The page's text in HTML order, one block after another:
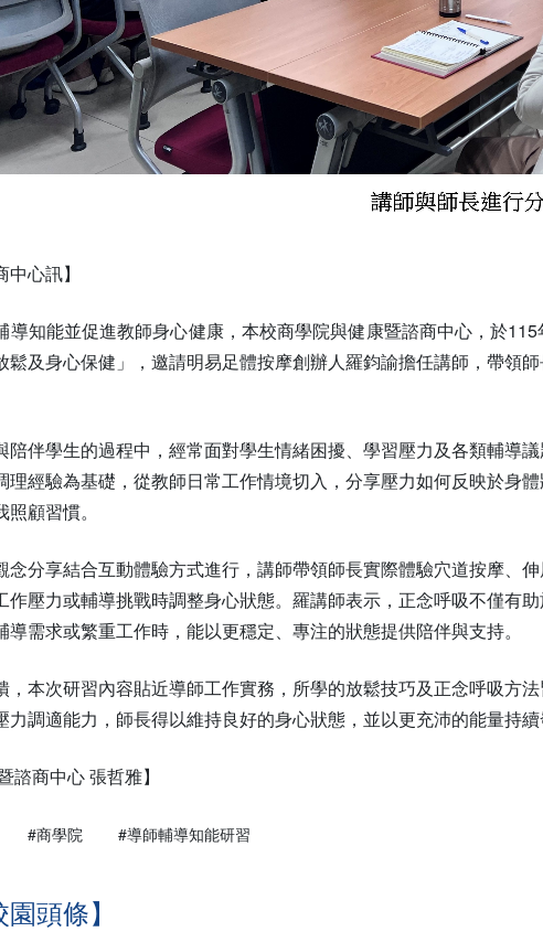
中心訊】
導知能並促進教師身心健康，本校商學院與健康暨諮商中心，於
鬆及身心保健」，邀請明易足體按摩創辦人羅鈞諭擔任講師，帶領
陪伴學生的過程中，經常面對學生情緒困擾、學習壓力及各類輔導
理經驗為基礎，從教師日常工作情境切入，分享壓力如何反映於身
顧習慣。
念分享結合互動體驗方式進行，講師帶領師長實際體驗穴道按摩、
作壓力或輔導挑戰時調整身心狀態。羅講師表示，正念呼吸不僅有
導需求或繁重工作時，能以更穩定、專注的狀態提供陪伴與支持。
，本次研習內容貼近導師工作實務，所學的放鬆技巧及正念呼吸方
力調適能力，師長得以維持良好的身心狀態，並以更充沛的能量持
暨諮商中心 張哲雅】
#商學院 #導師輔導知能研習
頭條】